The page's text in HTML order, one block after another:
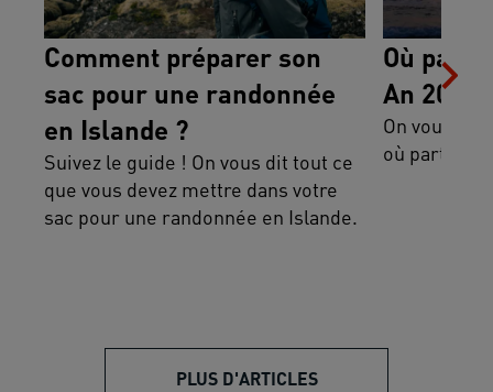
Comment préparer son
sac pour une randonnée
en Islande ?
Suivez le guide ! On vous dit tout ce
que vous devez mettre dans votre
sac pour une randonnée en Islande.
Où
An 2025
On vous a
où partir
PLUS D'ARTICLES